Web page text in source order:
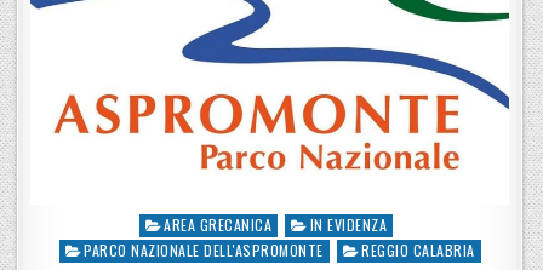
Posted in
AREA GRECANICA
IN EVIDENZA
PARCO NAZIONALE DELL'ASPROMONTE
REGGIO CALABRIA